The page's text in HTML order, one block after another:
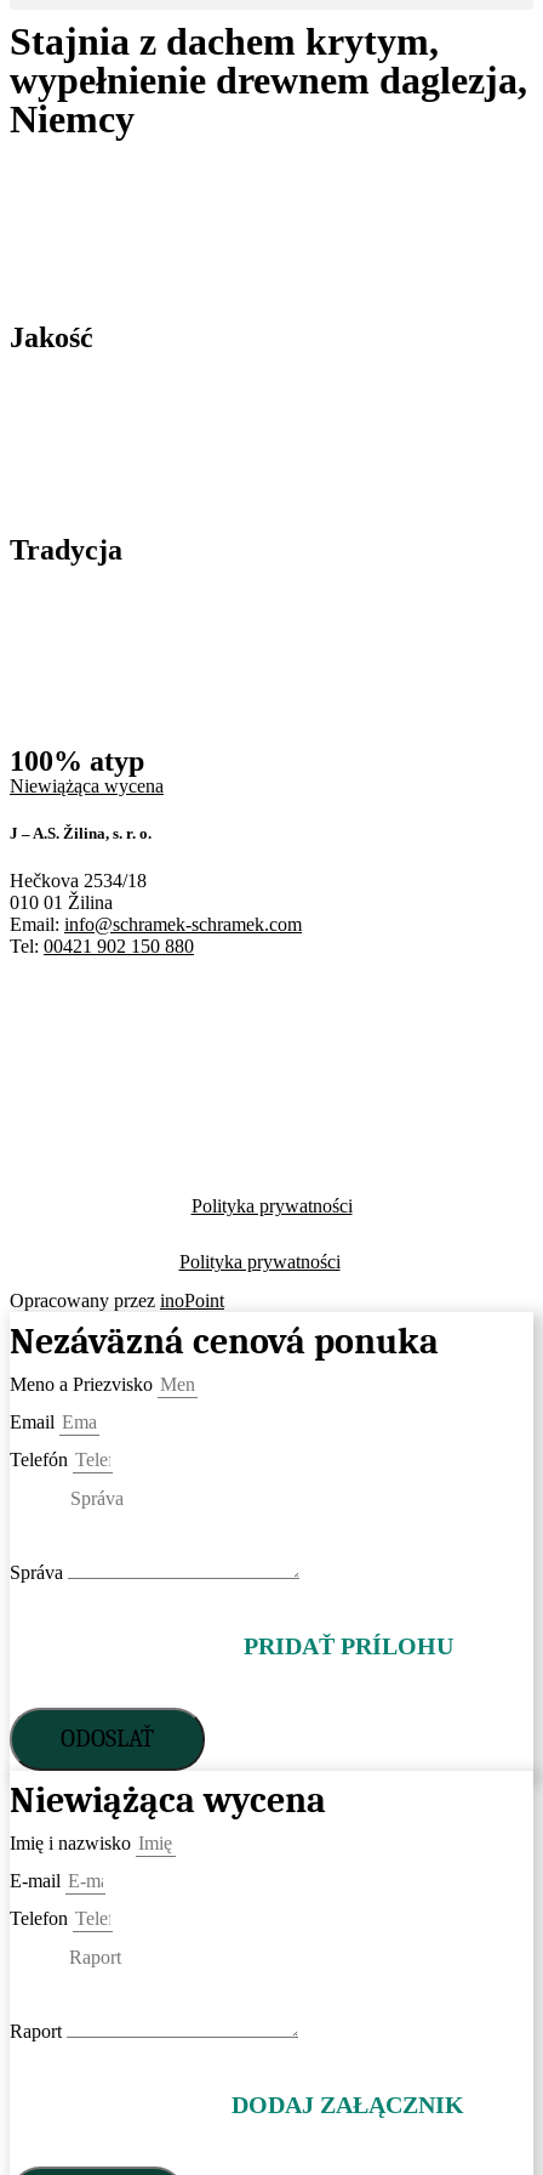
Stajnia z dachem krytym,
wypełnienie drewnem daglezja,
Niemcy
Jakość
Tradycja
100% atyp
Niewiążąca wycena
J – A.S. Žilina, s. r. o.
Hečkova 2534/18
010 01 Žilina
Email: info@schramek-schramek.com
Tel: 00421 902 150 880
Polityka prywatności
Polityka prywatności
Opracowany przez inoPoint
Nezáväzná cenová ponuka
Meno a Priezvisko
Email
Telefón
Správa
PRIDAŤ PRÍLOHU
ODOSLAŤ
Niewiążąca wycena
Imię i nazwisko
E-mail
Telefon
Raport
DODAJ ZAŁĄCZNIK